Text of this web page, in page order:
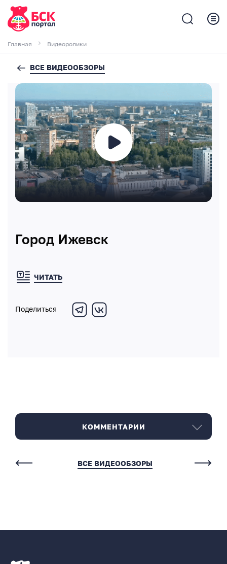
Главная Видеоролики
ВСЕ ВИДЕООБЗОРЫ
Город Ижевск
ЧИТАТЬ
Поделиться
КОММЕНТАРИИ
КомментарииВСЕ ВИДЕООБЗОРЫ